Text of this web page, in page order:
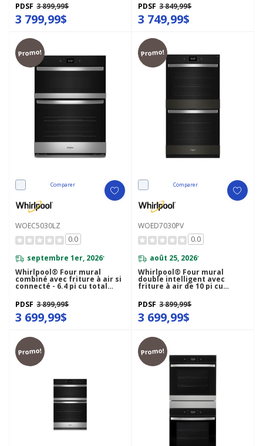
PDSF 3 899,99$
3 799,99$
PDSF 3 849,99$
3 749,99$
Promo!
Comparer
WOEC5030LZ
0.0
septembre 1er, 2026*
Whirlpool® Four mural
combiné avec friture à air si
connecté - 6.4 pi cu total
PDSF 3 899,99$
3 699,99$
Promo!
Comparer
WOED7030PV
0.0
août 25, 2026*
Whirlpool® Four mural
double intelligent avec
friture à air de 10 pi cu
PDSF 3 899,99$
3 699,99$
Promo! Promo!